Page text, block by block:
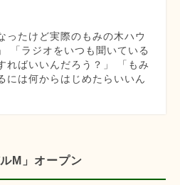
ったけど実際のもみの木ハウ
「ラジオをいつも聞いている
ればいいんだろう？」 「もみ
には何からはじめたらいいん
M」オープン